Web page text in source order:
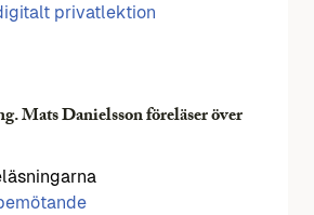
privatlektion
Mats Danielsson föreläser över